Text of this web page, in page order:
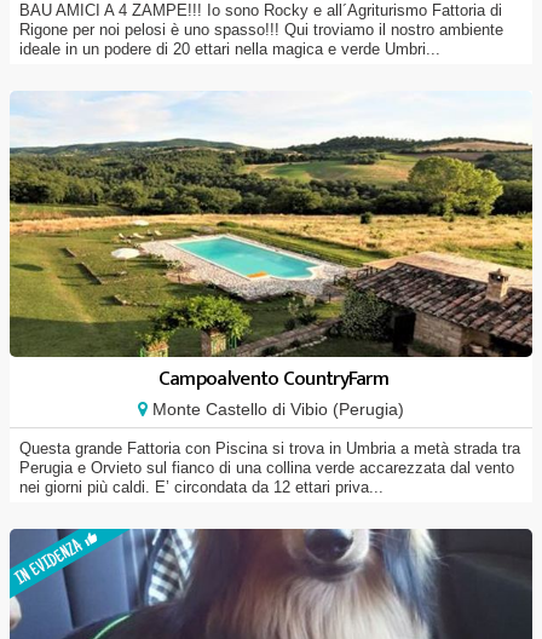
BAU AMICI A 4 ZAMPE!!! Io sono Rocky e all´Agriturismo Fattoria di
Rigone per noi pelosi è uno spasso!!! Qui troviamo il nostro ambiente
ideale in un podere di 20 ettari nella magica e verde Umbri...
Campoalvento CountryFarm
Monte Castello di Vibio (Perugia)
Questa grande Fattoria con Piscina si trova in Umbria a metà strada tra
Perugia e Orvieto sul fianco di una collina verde accarezzata dal vento
nei giorni più caldi. E’ circondata da 12 ettari priva...